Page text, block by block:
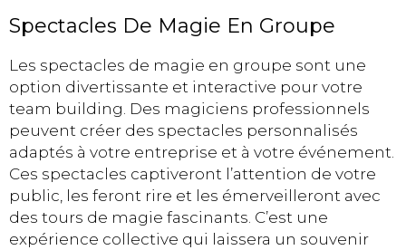
Spectacles De Magie En Groupe
Les spectacles de magie en groupe sont une
option divertissante et interactive pour votre
team building. Des magiciens professionnels
peuvent créer des spectacles personnalisés
adaptés à votre entreprise et à votre événement.
Ces spectacles captiveront l’attention de votre
public, les feront rire et les émerveilleront avec
des tours de magie fascinants. C’est une
expérience collective qui laissera un souvenir